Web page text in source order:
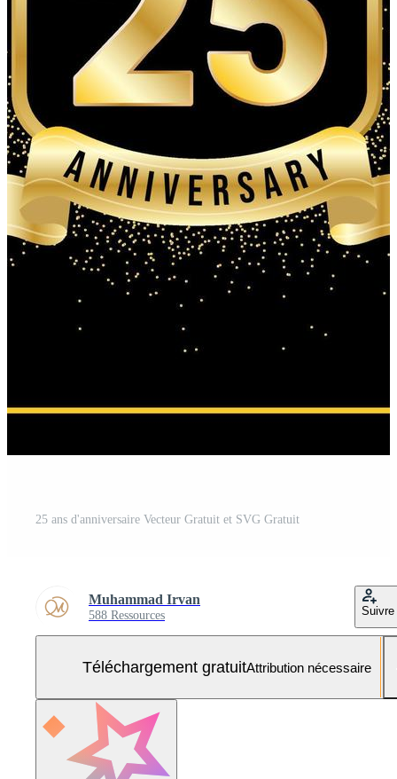
25 ans d'anniversaire Vecteur Gratuit et SVG Gratuit
Muhammad Irvan
588 Ressources Suivre
Téléchargement gratuitAttribution nécessaire